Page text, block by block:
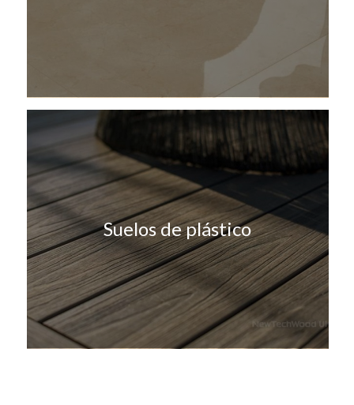
Suelos de plástico